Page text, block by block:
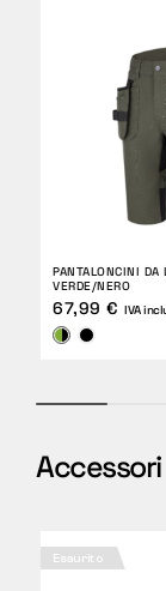
PANTALONCINI DA
VERDE/NERO
67,99 € IVA
Accessori
Esaurito